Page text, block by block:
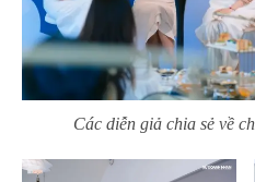
Các diễn giả chia sẻ về